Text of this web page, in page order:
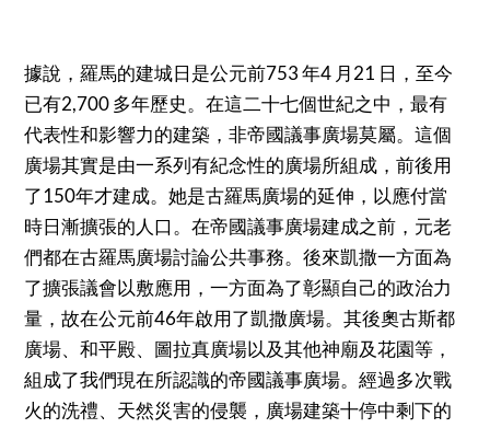
據說，羅馬的建城日是公元前753 年4 月21 日，至今
已有2,700 多年歷史。在這二十七個世紀之中，最有
代表性和影響力的建築，非帝國議事廣場莫屬。這個
廣場其實是由一系列有紀念性的廣場所組成，前後用
了150年才建成。她是古羅馬廣場的延伸，以應付當
時日漸擴張的人口。在帝國議事廣場建成之前，元老
們都在古羅馬廣場討論公共事務。後來凱撒一方面為
了擴張議會以敷應用，一方面為了彰顯自己的政治力
量，故在公元前46年啟用了凱撒廣場。其後奧古斯都
廣場、和平殿、圖拉真廣場以及其他神廟及花園等，
組成了我們現在所認識的帝國議事廣場。經過多次戰
火的洗禮、天然災害的侵襲，廣場建築十停中剩下的